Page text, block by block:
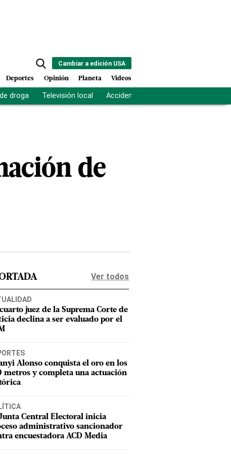
Cambiar a edición USA
Deportes Opinión Planeta Videos
droga Televisión local Accidente Los Ríos
de
Ver todos
juez de la Suprema Corte de
declina a ser evaluado por el
Alonso conquista el oro en los
metros y completa una actuación
Central Electoral inicia
administrativo sancionador
encuestadora ACD Media